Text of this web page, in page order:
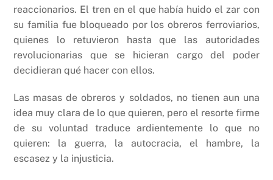
reaccionarios. El tren en el que había huido el zar con
su familia fue bloqueado por los obreros ferroviarios,
quienes lo retuvieron hasta que las autoridades
revolucionarias que se hicieran cargo del poder
decidieran qué hacer con ellos.
Las masas de obreros y soldados, no tienen aun una
idea muy clara de lo que quieren, pero el resorte firme
de su voluntad traduce ardientemente lo que no
quieren: la guerra, la autocracia, el hambre, la
escasez y la injusticia.